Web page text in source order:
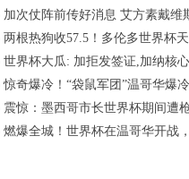
加次仗阵前传好消息 艾方素戴维
两根热狗收57.5！多伦多世界杯
世界杯大瓜: 加拒发签证,加纳核
惊奇爆冷！“袋鼠军团”温哥华爆
震惊：墨西哥市长世界杯期间遭
燃爆全城！世界杯在温哥华开战